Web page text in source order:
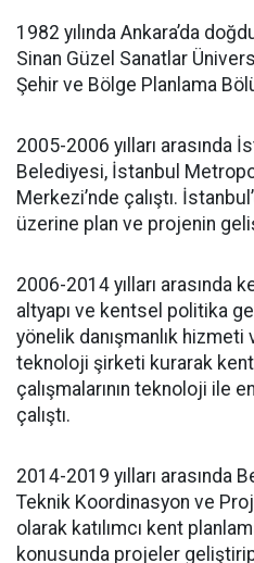
1982 yılında Ankara’da
Sinan Güzel Sanatlar
Şehir ve Bölge Planlama
2005-2006 yılları arasında
Belediyesi, İstanbul
Merkezi’nde çalıştı.
üzerine plan ve projenin
2006-2014 yılları arasında
altyapı ve kentsel politika
yönelik danışmanlık hizmeti
teknoloji şirketi kurarak
çalışmalarının teknoloji ile
çalıştı.
2014-2019 yılları arasında
Teknik Koordinasyon ve
olarak katılımcı kent
konusunda projeler